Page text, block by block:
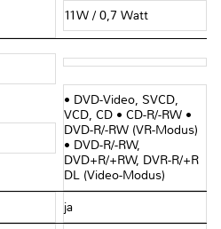
11W / 0,7 Watt
• DVD-Video, SVCD,
VCD, CD • CD-R/-RW •
DVD-R/-RW (VR-Modus)
• DVD-R/-RW,
DVD+R/+RW, DVR-R/+R
DL (Video-Modus)
ja